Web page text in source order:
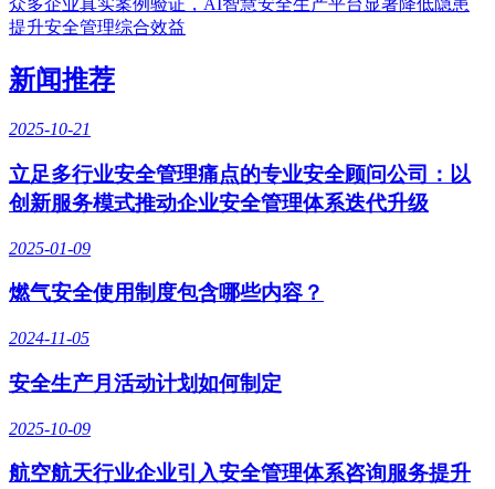
众多企业真实案例验证，AI智慧安全生产平台显著降低隐患
提升安全管理综合效益
新闻推荐
2025-10-21
立足多行业安全管理痛点的专业安全顾问公司：以
创新服务模式推动企业安全管理体系迭代升级
2025-01-09
燃气安全使用制度包含哪些内容？
2024-11-05
安全生产月活动计划如何制定
2025-10-09
航空航天行业企业引入安全管理体系咨询服务提升